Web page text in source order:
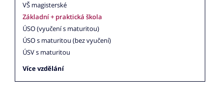
VŠ magisterské
Základní + praktická škola
ÚSO (vyučení s maturitou)
ÚSO s maturitou (bez vyučení)
ÚSV s maturitou
Více vzdělání